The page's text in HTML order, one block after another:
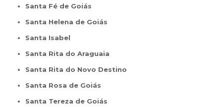
Santa Fé de Goiás
Santa Helena de Goiás
Santa Isabel
Santa Rita do Araguaia
Santa Rita do Novo Destino
Santa Rosa de Goiás
Santa Tereza de Goiás